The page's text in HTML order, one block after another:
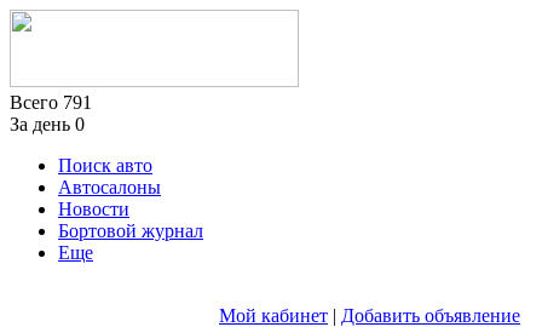
Всего 791
За день 0
Поиск авто
Автосалоны
Новости
Бортовой журнал
Еще
Мой кабинет | Добавить объявление